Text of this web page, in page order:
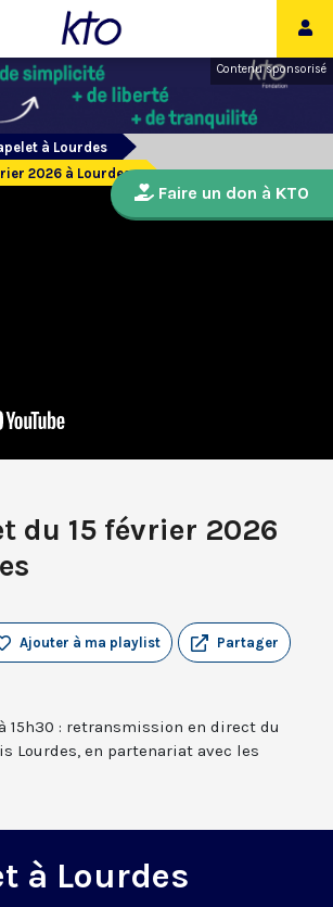
Contenu sponsorisé
à Lourdes
2026 à Lourdes
du 15 février 2026
Partager
Ajouter à ma playlist
15h30 : retransmission en direct du
Lourdes, en partenariat avec les
à Lourdes
Faire un don à KTO